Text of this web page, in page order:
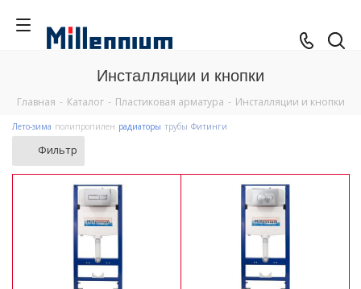
Инсталляции и кнопки
Главная - Каталог - Пластиковая арматура - Инсталляции и кнопки
Лето-зима полипропилен радиаторы трубы Фитинги
Фильтр